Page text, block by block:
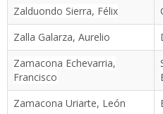
Zalduondo Sierra, Félix
Zalla Galarza, Aurelio
Zamacona Echevarria,
Francisco
Zamacona Uriarte, León